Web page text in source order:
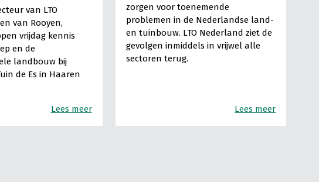
van LTO
van Rooyen,
vrijdag kennis
en de
landbouw bij
de Es in Haaren
Lees meer
zorgen voor toenemende
problemen in de Nederlandse land-
en tuinbouw. LTO Nederland ziet de
gevolgen inmiddels in vrijwel alle
sectoren terug.
Lees meer